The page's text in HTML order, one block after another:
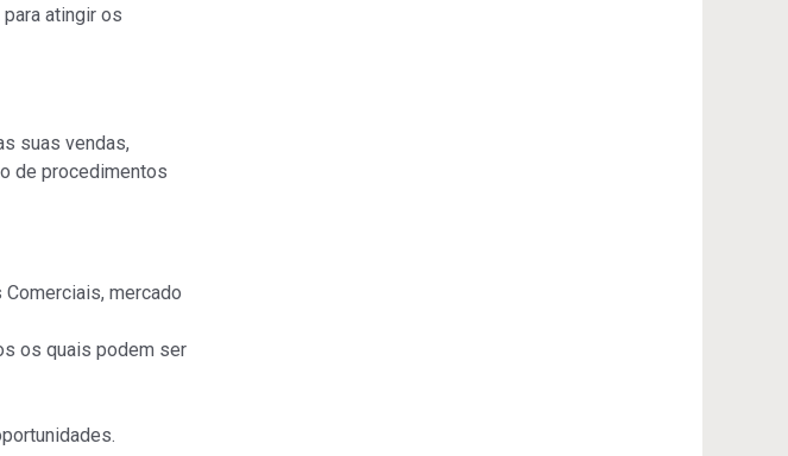
atingir os
suas vendas,
de procedimentos
mercado
os quais podem ser